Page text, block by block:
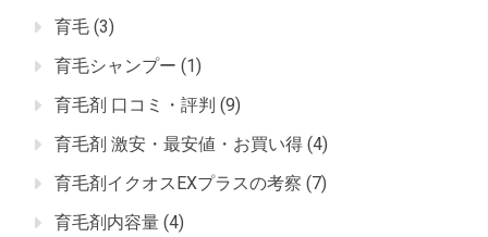
育毛 (3)
育毛シャンプー (1)
育毛剤 口コミ・評判 (9)
育毛剤 激安・最安値・お買い得 (4)
育毛剤イクオスEXプラスの考察 (7)
育毛剤内容量 (4)